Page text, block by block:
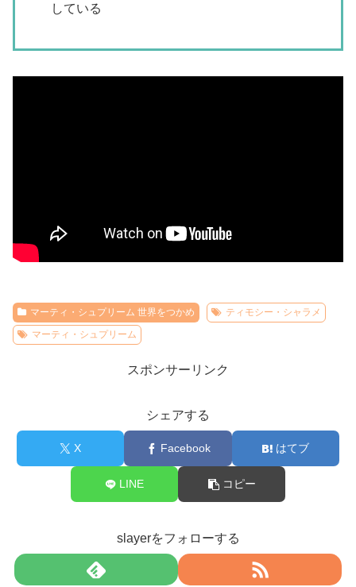
している
マーティ・シュプリーム 世界をつかめ
ティモシー・シャラメ
マーティ・シュプリーム
スポンサーリンク
シェアする
X Facebook はてブ
LINE コピー
slayerをフォローする